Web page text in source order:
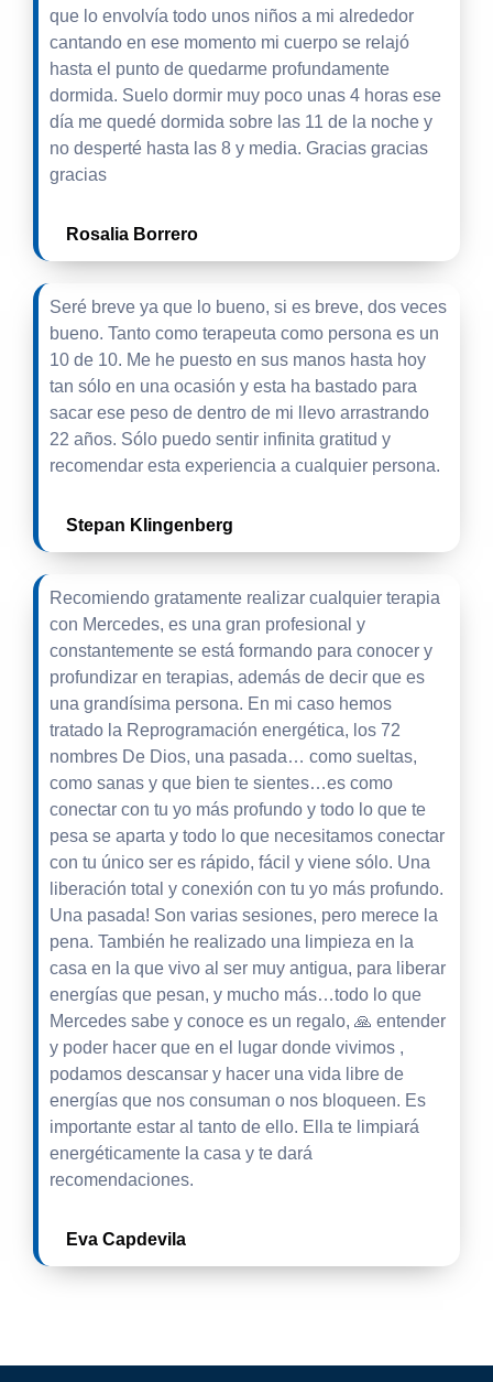
que lo envolvía todo unos niños a mi alrededor
cantando en ese momento mi cuerpo se relajó
hasta el punto de quedarme profundamente
dormida. Suelo dormir muy poco unas 4 horas ese
día me quedé dormida sobre las 11 de la noche y
no desperté hasta las 8 y media. Gracias gracias
gracias
Rosalia Borrero
Seré breve ya que lo bueno, si es breve, dos veces
bueno. Tanto como terapeuta como persona es un
10 de 10. Me he puesto en sus manos hasta hoy
tan sólo en una ocasión y esta ha bastado para
sacar ese peso de dentro de mi llevo arrastrando
22 años. Sólo puedo sentir infinita gratitud y
recomendar esta experiencia a cualquier persona.
Stepan Klingenberg
Recomiendo gratamente realizar cualquier terapia
con Mercedes, es una gran profesional y
constantemente se está formando para conocer y
profundizar en terapias, además de decir que es
una grandísima persona. En mi caso hemos
tratado la Reprogramación energética, los 72
nombres De Dios, una pasada… como sueltas,
como sanas y que bien te sientes…es como
conectar con tu yo más profundo y todo lo que te
pesa se aparta y todo lo que necesitamos conectar
con tu único ser es rápido, fácil y viene sólo. Una
liberación total y conexión con tu yo más profundo.
Una pasada! Son varias sesiones, pero merece la
pena. También he realizado una limpieza en la
casa en la que vivo al ser muy antigua, para liberar
energías que pesan, y mucho más…todo lo que
Mercedes sabe y conoce es un regalo, 🙏 entender
y poder hacer que en el lugar donde vivimos ,
podamos descansar y hacer una vida libre de
energías que nos consuman o nos bloqueen. Es
importante estar al tanto de ello. Ella te limpiará
energéticamente la casa y te dará
recomendaciones.
Eva Capdevila